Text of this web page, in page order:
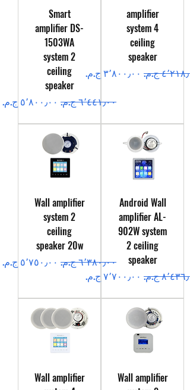
amplifier
system 4
ceiling
speaker
عادي
سعر البيع
Smart
amplifier DS-
1503WA
system 2
ceiling
speaker
سعر عادي
سعر البيع
Android Wall
amplifier AL-
902W system
2 ceiling
speaker
عادي
سعر البيع
Wall amplifier
system 2
ceiling
speaker 20w
سعر عادي
سعر البيع
Wall amplifier
Wall amplifier